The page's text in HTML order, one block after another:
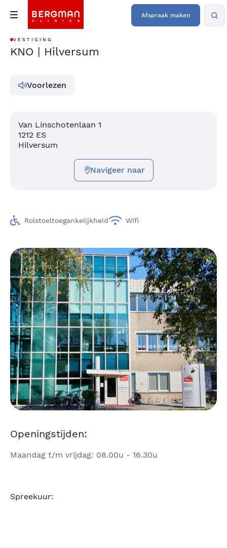
Afspraak maken
VESTIGING
KNO | Hilversum
Voorlezen
Van Linschotenlaan 1
1212 ES
Hilversum
Navigeer naar
Rolstoeltoegankelijkheid Wifi
Openingstijden:
Maandag t/m vrijdag: 08.00u - 16.30u
Spreekuur: